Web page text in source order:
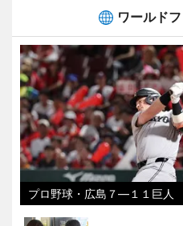
ワールド
プロ野球・広島７―１１巨人